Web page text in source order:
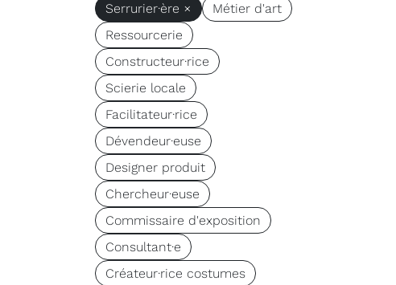
Serrurier·ère ×
Métier d'art
Ressourcerie
Constructeur·rice
Scierie locale
Facilitateur·rice
Dévendeur·euse
Designer produit
Chercheur·euse
Commissaire d'exposition
Consultant·e
Créateur·rice costumes